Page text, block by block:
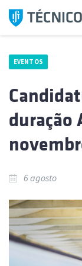
Saltar
para
EVENTOS
duração
6 agosto